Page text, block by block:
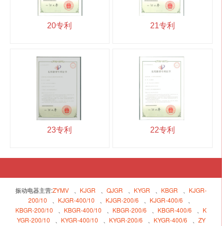
20专利 21专利
23专利 22专利
振动电器主营:ZYMV KJGR QJGR KYGR KBGR
KJGR-
200/10
KJGR-400/10 KJGR-200/6 KJGR-400/6
KBGR-200/10
KBGR-400/10 KBGR-200/6 KBGR-400/6
K
YGR-200/10
KYGR-400/10 KYGR-200/6 KYGR-400/6
ZY